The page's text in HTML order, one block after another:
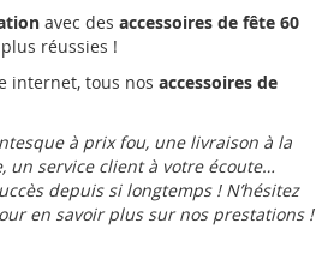
avec des accessoires de fête 60
réussies !
internet, tous nos accessoires de
à prix fou, une livraison à la
un service client à votre écoute…
depuis si longtemps ! N’hésitez
en savoir plus sur nos prestations !